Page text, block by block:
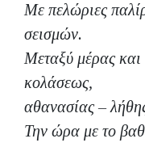
Με πελώριες
σεισμών.
Μεταξύ μέρας και
κολάσεως,
αθανασίας –
Την ώρα με το